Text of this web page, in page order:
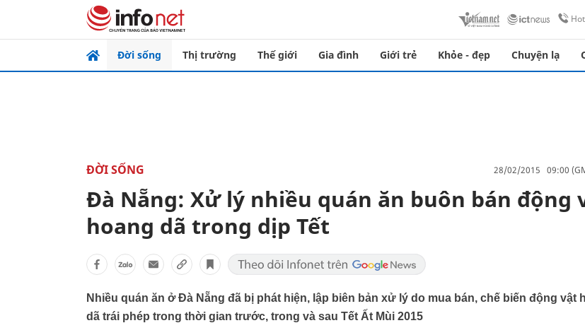
Đời sống Thị trường Thế giới Gia đình Giới trẻ Khỏe - đẹp Chuyện lạ
ĐỜI SỐNG 28/02/2015 09:00
Đà Nẵng: Xử lý nhiều quán ăn buôn bán động
hoang dã trong dịp Tết
Nhiều quán ăn ở Đà Nẵng đã bị phát hiện, lập biên bản xử lý do mua bán, chế biến động vật
dã trái phép trong thời gian trước, trong và sau Tết Ất Mùi 2015